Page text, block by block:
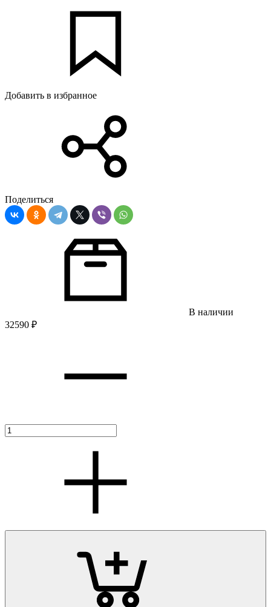
Добавить в избранное
Поделиться
В наличии
32590 ₽